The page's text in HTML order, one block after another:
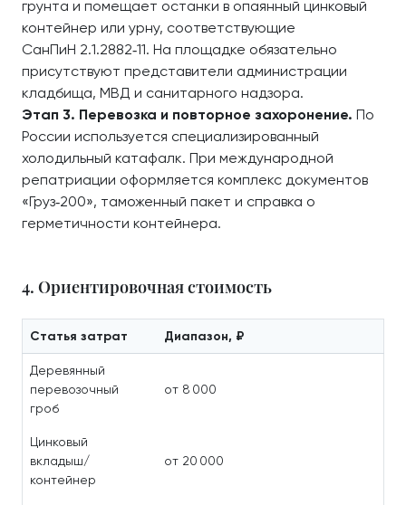
грунта и помещает останки в опаянный цинковый
контейнер или урну, соответствующие
СанПиН 2.1.2882‑11. На площадке обязательно
присутствуют представители администрации
кладбища, МВД и санитарного надзора.
Этап 3. Перевозка и повторное захоронение. По
России используется специализированный
холодильный катафалк. При международной
репатриации оформляется комплекс документов
«Груз‑200», таможенный пакет и справка о
герметичности контейнера.
4. Ориентировочная стоимость
Статья затрат Диапазон, ₽
Деревянный
перевозочный
гроб
от 8 000
Цинковый
вкладыш/
контейнер
от 20 000